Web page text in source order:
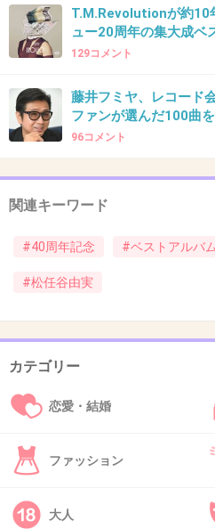
それとも、カッコつけてるの？
38. 匿名2018/10/17(水) 13:08:11
どちらも持っているけど違うよ
39. 匿名2018/10/17(水) 14:29:36
んへのプレゼントにもいいかも。
昔トリビアの泉で、ユーミンは
T.M.Revolutionが約10
ュー20周年の集大成ベ
129コメント
藤井フミヤ、レコード
ファンが選んだ100曲
96コメント
関連キーワード
#40周年記念 #ベストアルバム
#松任谷由実
カテゴリー
恋愛・結婚
ファッション
大人